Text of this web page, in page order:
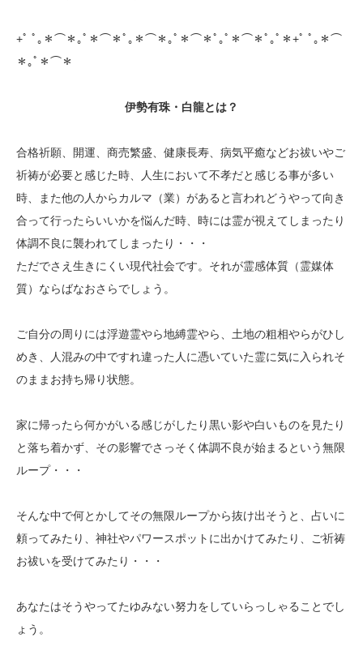
+ﾟ ﾟ｡＊⌒＊｡ﾟ＊⌒＊ﾟ｡＊⌒＊｡ﾟ＊⌒＊ﾟ｡ﾟ＊⌒＊ﾟ｡ﾟ＊+ﾟ ﾟ｡＊⌒
＊｡ﾟ＊⌒＊
伊勢有珠・白龍とは？
合格祈願、開運、商売繁盛、健康長寿、病気平癒などお祓いやご
祈祷が必要と感じた時、人生において不孝だと感じる事が多い
時、また他の人からカルマ（業）があると言われどうやって向き
合って行ったらいいかを悩んだ時、時には霊が視えてしまったり
体調不良に襲われてしまったり・・・
ただでさえ生きにくい現代社会です。それが霊感体質（霊媒体
質）ならばなおさらでしょう。
ご自分の周りには浮遊霊やら地縛霊やら、土地の粗相やらがひし
めき、人混みの中ですれ違った人に憑いていた霊に気に入られそ
のままお持ち帰り状態。
家に帰ったら何かがいる感じがしたり黒い影や白いものを見たり
と落ち着かず、その影響でさっそく体調不良が始まるという無限
ループ・・・
そんな中で何とかしてその無限ループから抜け出そうと、占いに
頼ってみたり、神社やパワースポットに出かけてみたり、ご祈祷
お祓いを受けてみたり・・・
あなたはそうやってたゆみない努力をしていらっしゃることでし
ょう。